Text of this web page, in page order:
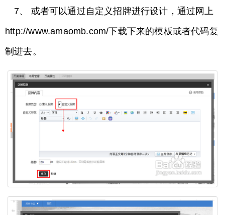
7、 或者可以通过自定义招牌进行设计，通过网上
http://www.amaomb.com/下载下来的模板或者代码复
制进去。